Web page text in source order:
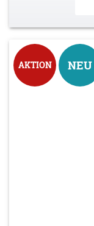
AKTION NEU